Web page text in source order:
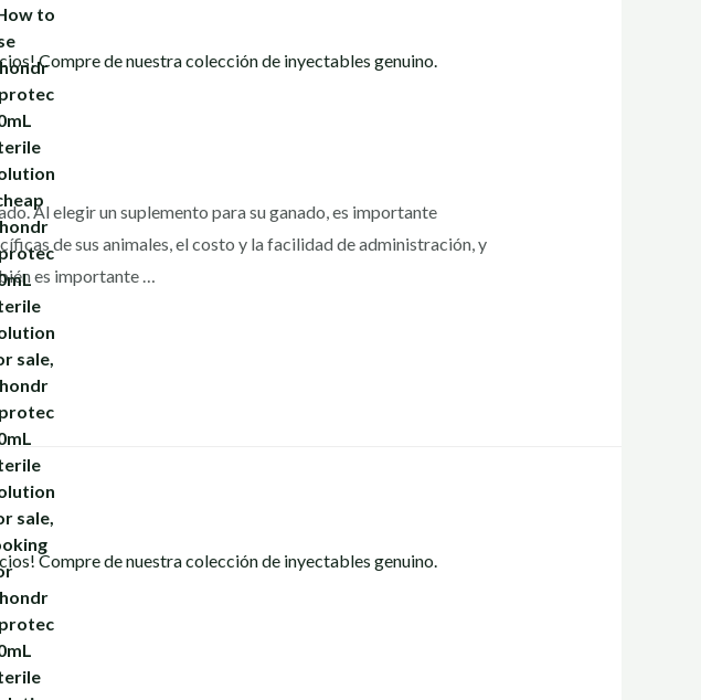
Al elegir un suplemento para su ganado, es importante
de sus animales, el costo y la facilidad de administración, y
es importante …